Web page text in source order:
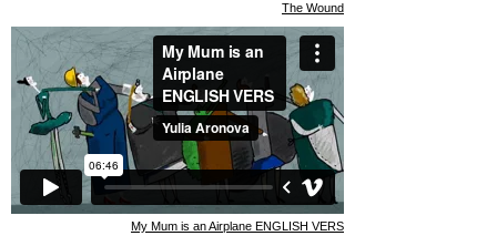
The Wound
My Mum is an Airplane ENGLISH VERS